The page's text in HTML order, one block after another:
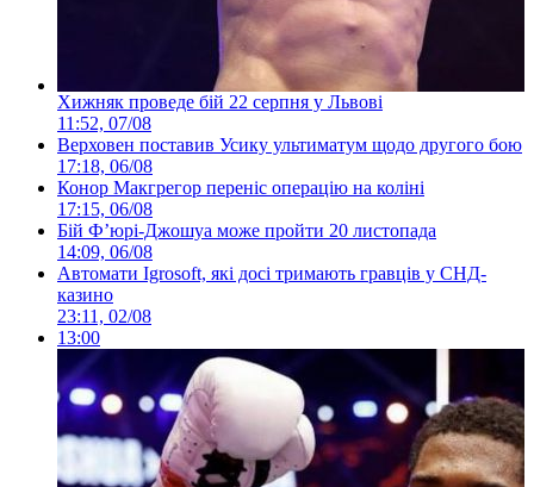
Хижняк проведе бій 22 серпня у Львові
11:52, 07/08
Верховен поставив Усику ультиматум щодо другого бою
17:18, 06/08
Конор Макгрегор переніс операцію на коліні
17:15, 06/08
Бій Ф’юрі-Джошуа може пройти 20 листопада
14:09, 06/08
Автомати Igrosoft, які досі тримають гравців у СНД-
казино
23:11, 02/08
13:00